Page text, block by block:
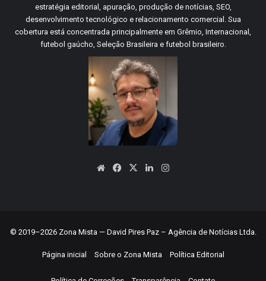
estratégia editorial, apuração, produção de notícias, SEO,
desenvolvimento tecnológico e relacionamento comercial. Sua
cobertura está concentrada principalmente em Grêmio, Internacional,
futebol gaúcho, Seleção Brasileira e futebol brasileiro.
WebsiteFacebook
X LinkedinInstagram
© 2019–2026 Zona Mista — David Pires Paz – Agência de Notícias Ltda.
Página inicial Sobre o Zona Mista Política Editorial